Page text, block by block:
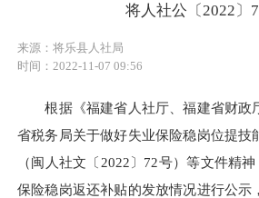
将人社公〔2022〕
来源：将乐县人社局
时间：2022-11-07 09:56
根据《福建省人社厅、福建省财政
省税务局关于做好失业保险稳岗位提技
（闽人社文〔2022〕72号）等文件精
保险稳岗返还补贴的发放情况进行公示